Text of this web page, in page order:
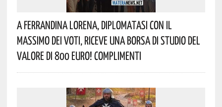
A Ferrandina Lorena, Diplomatasi Con Il
Massimo Dei Voti, Riceve Una Borsa Di Studio Del
Valore Di 800 Euro! Complimenti